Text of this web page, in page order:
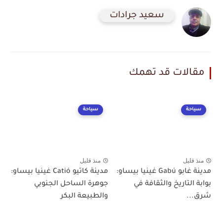
سعيد جرادات
مقالات قد تهمك
سياحة
منذ قليل
مدينة غابو Gabú غينيا بيساو:
بوابة التاريخ والثقافة في
شرق...
سياحة
منذ قليل
مدينة كاتيو Catió غينيا بيساو:
جوهرة الساحل الجنوبي
والطبيعة البكر